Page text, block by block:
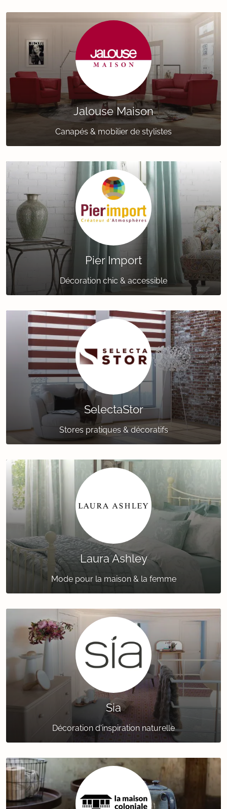
Jalouse Maison
Canapés & mobilier de stylistes
Pier Import
Décoration chic & accessible
SelectaStor
Stores pratiques & décoratifs
Laura Ashley
Mode pour la maison & la femme
Sia
Décoration d'inspiration naturelle